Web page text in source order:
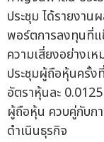
ประชุม ได้รายงาน
พอร์ตการลงทุนที่แ
ความเสี่ยงอย่างเ
ประชุมผู้ถือหุ้นครั้ง
อัตราหุ้นละ
ผู้ถือหุ้น ควบคู่กับก
ดำเนินธุรกิจ